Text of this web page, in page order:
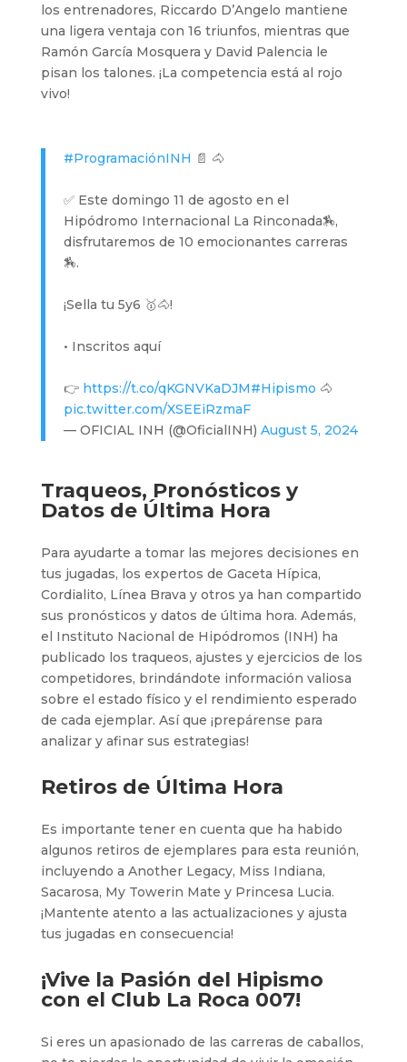
los entrenadores, Riccardo D’Angelo mantiene
una ligera ventaja con 16 triunfos, mientras que
Ramón García Mosquera y David Palencia le
pisan los talones. ¡La competencia está al rojo
vivo!
#ProgramaciónINH 📄 🐴
✅ Este domingo 11 de agosto en el
Hipódromo Internacional La Rinconada🏇,
disfrutaremos de 10 emocionantes carreras
🏇.
¡Sella tu 5y6 🥇🐴!
• Inscritos aquí
👉 https://t.co/qKGNVKaDJM#Hipismo 🐴
pic.twitter.com/XSEEiRzmaF
— OFICIAL INH (@OficialINH) August 5, 2024
Traqueos, Pronósticos y
Datos de Última Hora
Para ayudarte a tomar las mejores decisiones en
tus jugadas, los expertos de Gaceta Hípica,
Cordialito, Línea Brava y otros ya han compartido
sus pronósticos y datos de última hora. Además,
el Instituto Nacional de Hipódromos (INH) ha
publicado los traqueos, ajustes y ejercicios de los
competidores, brindándote información valiosa
sobre el estado físico y el rendimiento esperado
de cada ejemplar. Así que ¡prepárense para
analizar y afinar sus estrategias!
Retiros de Última Hora
Es importante tener en cuenta que ha habido
algunos retiros de ejemplares para esta reunión,
incluyendo a Another Legacy, Miss Indiana,
Sacarosa, My Towerin Mate y Princesa Lucia.
¡Mantente atento a las actualizaciones y ajusta
tus jugadas en consecuencia!
¡Vive la Pasión del Hipismo
con el Club La Roca 007!
Si eres un apasionado de las carreras de caballos,